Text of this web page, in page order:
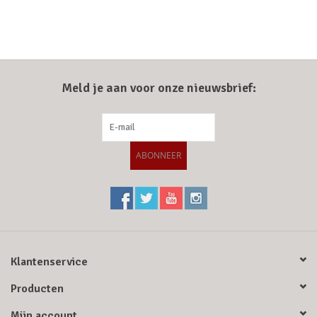
Meld je aan voor onze nieuwsbrief:
ABONNEER
Klantenservice
Producten